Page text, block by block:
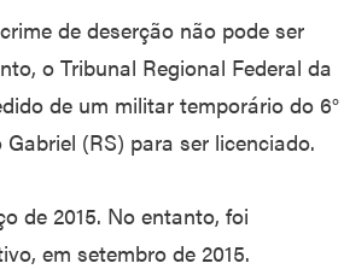
de deserção não pode ser
o Tribunal Regional Federal da
de um militar temporário do 6°
(RS) para ser licenciado.
de 2015. No entanto, foi
em setembro de 2015.